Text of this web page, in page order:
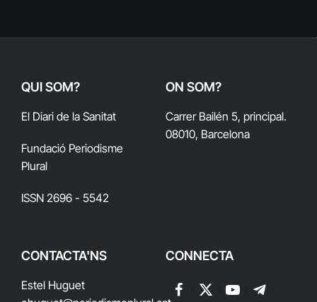
QUI SOM?
El Diari de la Sanitat
Fundació Periodisme
Plural
ISSN 2696 - 5542
ON SOM?
Carrer Bailén 5, principal.
08010, Barcelona
CONTACTA'NS
Estel Huguet
CONNECTA
Facebook
X
YouTubeTelegram